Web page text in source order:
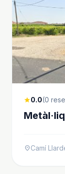
star0.0(0
location_onCamí